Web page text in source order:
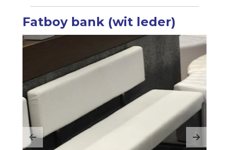
Fatboy bank (wit leder)
Previous Next